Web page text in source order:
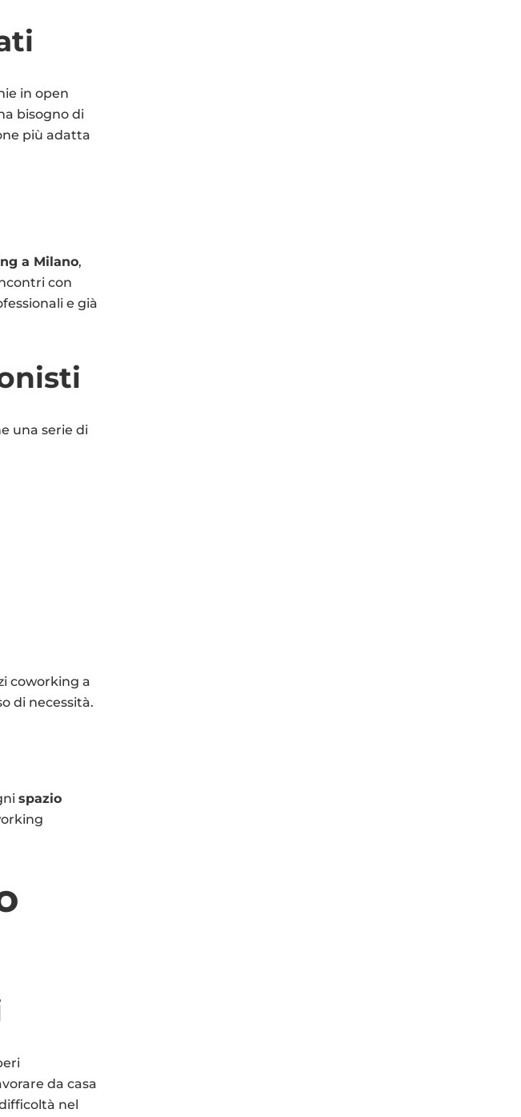
in open
bisogno di
più adatta
a Milano,
con
e già
una serie di
coworking a
di necessità.
spazio
da casa
nel